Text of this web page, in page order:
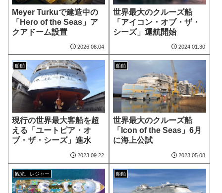
Meyer Turkuで建造中の
「Hero of the Seas」ア
クアドーム設置
2026.08.04
世界最大のクルーズ船
「アイコン・オブ・ザ・
シーズ」運航開始
2024.01.30
船舶
現行の世界最大客船を超
える「ユートピア・オ
ブ・ザ・シーズ」進水
2023.09.22
船舶
世界最大のクルーズ船
「Icon of the Seas」6月
に海上公試
2023.05.08
観光、レジャー 船舶